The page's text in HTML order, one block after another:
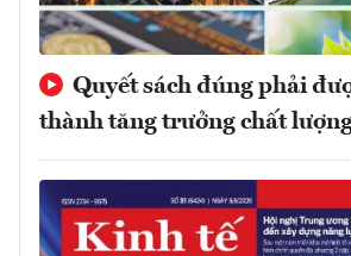
Quyết sách đúng phải
thành tăng trưởng chất